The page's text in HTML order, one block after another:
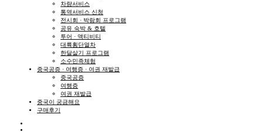
차량서비스
통역서비스 신청
전시회 · 박람회 프로그램
공유 숙박 & 호텔
투어 · 액티비티
대륙횡단열차
한달살기 프로그램
소수민족체험
중국공증 · 여행증 · 여권 재발급
중국공증
여행증
여권 재발급
중국이 궁금해요
구매후기